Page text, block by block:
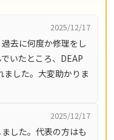
部分補修5万円〜、棟
80万円〜、葺き替え
相談は無料で、最短
18時・月〜土）。対
）と東京都全域（23
2025/12/17
去に何度か修理をし
いたところ、DEAP
した。大変助かりま
2025/12/17
した。代表の方はも